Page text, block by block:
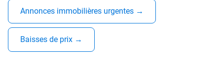
Annonces immobilières urgentes →
Baisses de prix →